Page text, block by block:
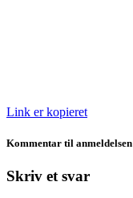
Link er kopieret
Kommentar til anmeldelsen
Skriv et svar